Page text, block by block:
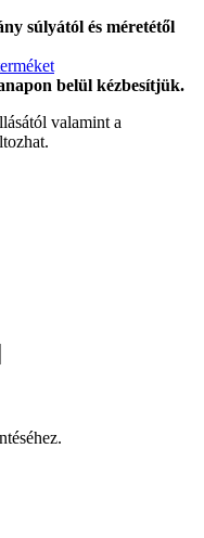
súlyától és méretétől
belül kézbesítjük.
valamint a